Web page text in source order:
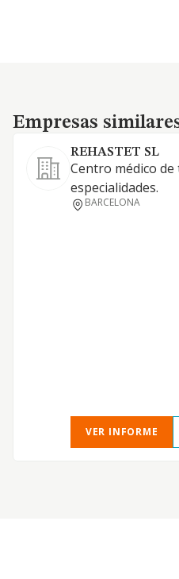
Empresas similares
Empresas
REHASTET SL
Centro médico de
especialidades.
BARCELONA
VER INFORME